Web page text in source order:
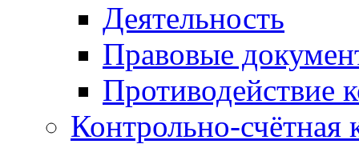
Деятельность
Правовые
Противодействие
Контрольно-счётная